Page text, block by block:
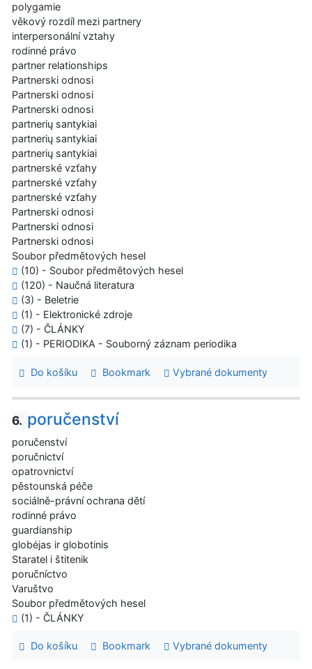
polygamie
věkový rozdíl mezi partnery
interpersonální vztahy
rodinné právo
partner relationships
Partnerski odnosi
Partnerski odnosi
Partnerski odnosi
partnerių santykiai
partnerių santykiai
partnerių santykiai
partnerské vzťahy
partnerské vzťahy
partnerské vzťahy
Partnerski odnosi
Partnerski odnosi
Partnerski odnosi
Soubor předmětových hesel
(10) - Soubor předmětových hesel
(120) - Naučná literatura
(3) - Beletrie
(1) - Elektronické zdroje
(7) - ČLÁNKY
(1) - PERIODIKA - Souborný záznam periodika
Do košíku Bookmark Vybrané dokumenty
6. poručenství
poručenství
poručnictví
opatrovnictví
pěstounská péče
sociálně-právní ochrana dětí
rodinné právo
guardianship
globėjas ir globotinis
Staratel i štitenik
poručníctvo
Varuštvo
Soubor předmětových hesel
(1) - ČLÁNKY
Do košíku Bookmark Vybrané dokumenty